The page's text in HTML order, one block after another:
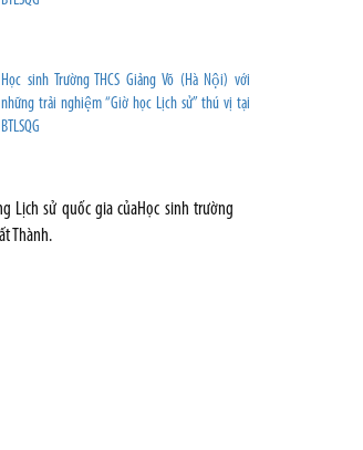
Học sinh Trường THCS Giảng Võ (Hà Nội) với
những trải nghiệm “Giờ học Lịch sử” thú vị tại
BTLSQG